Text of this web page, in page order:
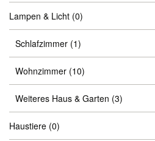
Lampen & Licht (0)
Schlafzimmer (1)
Wohnzimmer (10)
Weiteres Haus & Garten (3)
Haustiere (0)